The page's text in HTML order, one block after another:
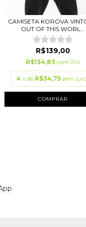
CAMISETA KOROVA
OUT OF THIS WORL...
R$139,00
R$134,83 com Pix
4 x de R$34,75 sem
COMPRAR